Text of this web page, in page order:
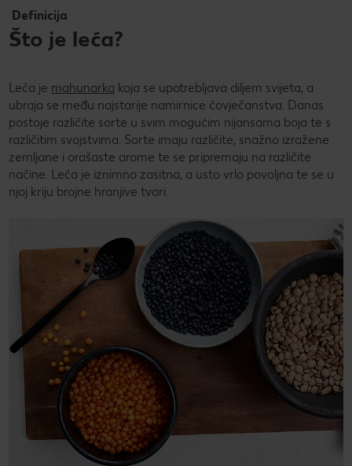
Definicija
Što je leća?
Leća je mahunarka koja se upotrebljava diljem svijeta, a
ubraja se među najstarije namirnice čovječanstva. Danas
postoje različite sorte u svim mogućim nijansama boja te s
različitim svojstvima. Sorte imaju različite, snažno izražene
zemljane i orašaste arome te se pripremaju na različite
načine. Leća je iznimno zasitna, a usto vrlo povoljna te se u
njoj kriju brojne hranjive tvari.